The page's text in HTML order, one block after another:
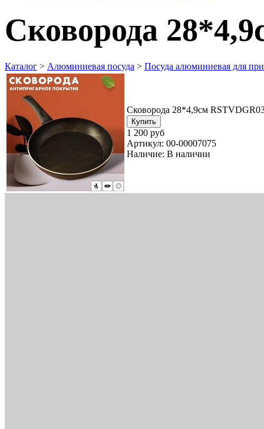
Сковорода
Каталог > Алюминиевая посуда > Посуда алюминиевая для
Сковорода 28*4,9см
1 200 руб
Артикул: 00-00007075
Наличие: В наличии